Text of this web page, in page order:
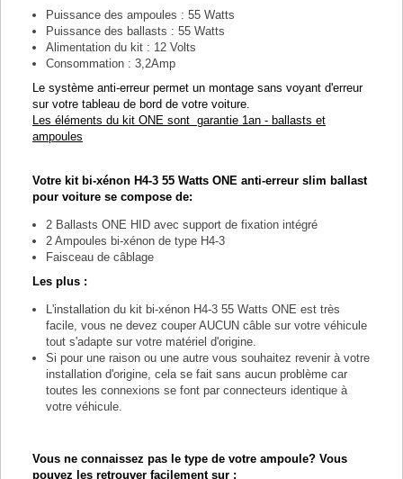
Puissance des ampoules : 55 Watts
Puissance des ballasts : 55 Watts
Alimentation du kit : 12 Volts
Consommation : 3,2Amp
Le système anti-erreur permet un montage sans voyant d'erreur
sur votre tableau de bord de votre voiture.
Les éléments du kit ONE sont garantie 1an - ballasts et
ampoules
Votre kit bi-xénon H4-3 55 Watts ONE anti-erreur slim ballast
pour voiture se compose de:
2 Ballasts ONE HID avec support de fixation intégré
2 Ampoules bi-xénon de type H4-3
Faisceau de câblage
Les plus :
L'installation du kit bi-xénon H4-3 55 Watts ONE est très
facile, vous ne devez couper AUCUN câble sur votre véhicule
tout s'adapte sur votre matériel d'origine.
Si pour une raison ou une autre vous souhaitez revenir à votre
installation d'origine, cela se fait sans aucun problème car
toutes les connexions se font par connecteurs identique à
votre véhicule.
Vous ne connaissez pas le type de votre ampoule? Vous
pouvez les retrouver facilement sur :